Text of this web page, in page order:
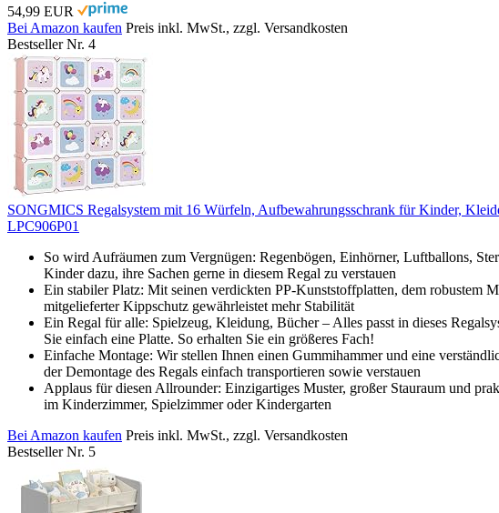
54,99 EUR
Bei Amazon kaufen Preis inkl. MwSt., zzgl. Versandkosten
Bestseller Nr. 4
SONGMICS Regalsystem mit 16 Würfeln, Aufbewahrungsschrank für Kinder,
LPC906P01
So wird Aufräumen zum Vergnügen: Regenbögen, Einhörner, Luftballons,
Kinder dazu, ihre Sachen gerne in diesem Regal zu verstauen
Ein stabiler Platz: Mit seinen verdickten PP-Kunststoffplatten, dem robustem
mitgelieferter Kippschutz gewährleistet mehr Stabilität
Ein Regal für alle: Spielzeug, Kleidung, Bücher – Alles passt in dieses
Sie einfach eine Platte. So erhalten Sie ein größeres Fach!
Einfache Montage: Wir stellen Ihnen einen Gummihammer und eine
der Demontage des Regals einfach transportieren sowie verstauen
Applaus für diesen Allrounder: Einzigartiges Muster, großer Stauraum und
im Kinderzimmer, Spielzimmer oder Kindergarten
Bei Amazon kaufen Preis inkl. MwSt., zzgl. Versandkosten
Bestseller Nr. 5